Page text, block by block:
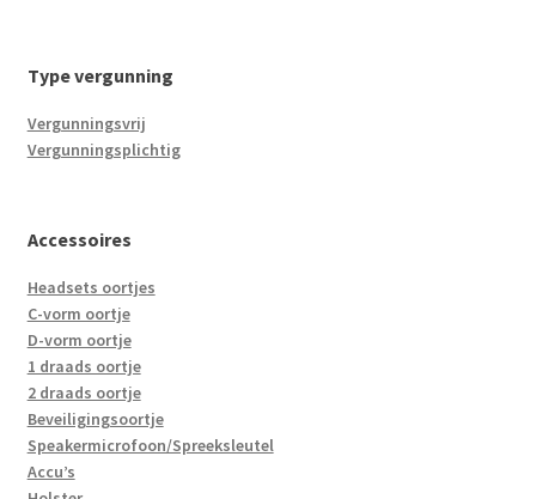
Type vergunning
Vergunningsvrij
Vergunningsplichtig
Accessoires
Headsets oortjes
C-vorm oortje
D-vorm oortje
1 draads oortje
2 draads oortje
Beveiligingsoortje
Speakermicrofoon/Spreeksleutel
Accu’s